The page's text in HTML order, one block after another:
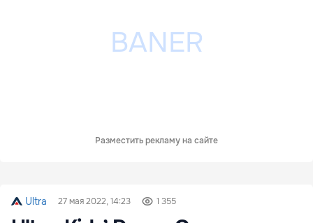
Разместить рекламу на сайте
Ultra 27 мая 2022, 14:23 1 355